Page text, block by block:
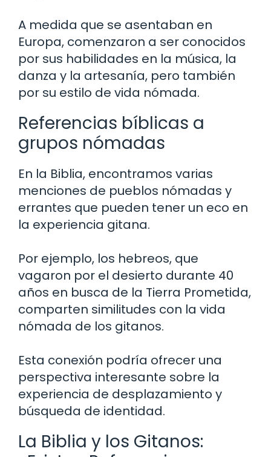
A medida que se asentaban en
Europa, comenzaron a ser conocidos
por sus habilidades en la música, la
danza y la artesanía, pero también
por su estilo de vida nómada.
Referencias bíblicas a
grupos nómadas
En la Biblia, encontramos varias
menciones de pueblos nómadas y
errantes que pueden tener un eco en
la experiencia gitana.
Por ejemplo, los hebreos, que
vagaron por el desierto durante 40
años en busca de la Tierra Prometida,
comparten similitudes con la vida
nómada de los gitanos.
Esta conexión podría ofrecer una
perspectiva interesante sobre la
experiencia de desplazamiento y
búsqueda de identidad.
La Biblia y los Gitanos: